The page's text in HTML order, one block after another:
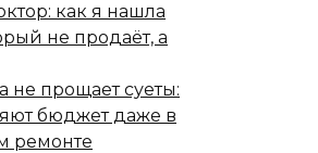
как я нашла
не продаёт, а
не прощает суеты:
бюджет даже в
ремонте